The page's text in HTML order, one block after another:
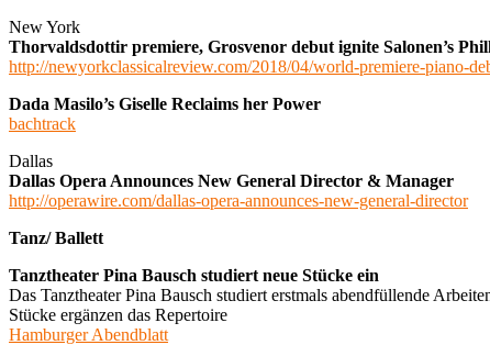
New York
Thorvaldsdottir premiere, Grosvenor debut ignite Salonen’s
http://newyorkclassicalreview.com/2018/04/world-premiere-piano-
Dada Masilo’s Giselle Reclaims her Power
bachtrack
Dallas
Dallas Opera Announces New General Director & Manager
http://operawire.com/dallas-opera-announces-new-general-director
Tanz/ Ballett
Tanztheater Pina Bausch studiert neue Stücke ein
Das Tanztheater Pina Bausch studiert erstmals abendfüllende
Stücke ergänzen das Repertoire
Hamburger Abendblatt